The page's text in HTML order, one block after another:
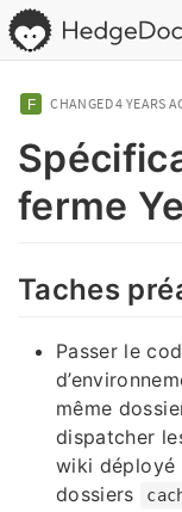
CHANGED4 YEARS
ferme
Taches
Passer le
même
dispatcher
wiki déployé
dossiers